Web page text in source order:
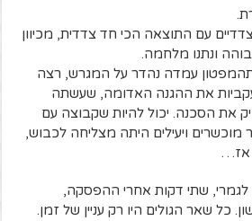
עם התוצאה הכי חד צדדית, מכיוון
ונתנו מלחמה.
עמדה נהדר על המגרש, רצה
את ההגנה האדומה, שעשתה
את הסכנה. יכול להיות שקבוצה עם
ויעילים היתה מצליחה לכבוש,
אז…
שתי דקות אחרי ההפסקה,
שאר הגולים היו רק עניין של זמן.